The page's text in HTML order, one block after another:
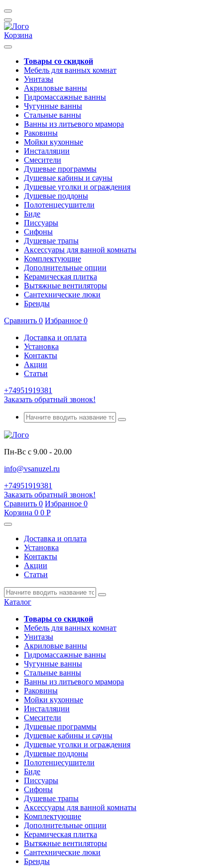
Корзина
Товары со скидкой
Мебель для ванных комнат
Унитазы
Акриловые ванны
Гидромассажные ванны
Чугунные ванны
Стальные ванны
Ванны из литьевого мрамора
Раковины
Мойки кухонные
Инсталляции
Смесители
Душевые программы
Душевые кабины и сауны
Душевые уголки и ограждения
Душевые поддоны
Полотенцесушители
Биде
Писсуары
Сифоны
Душевые трапы
Аксессуары для ванной комнаты
Комплектующие
Дополнительные опции
Керамическая плитка
Вытяжные вентиляторы
Сантехнические люки
Бренды
Сравнить 0 Избранное 0
Доставка и оплата
Установка
Контакты
Акции
Статьи
+74951919381
Заказать обратный звонок!
Пн-Вс с 9.00 - 20.00
info@vsanuzel.ru
+74951919381
Заказать обратный звонок!
Сравнить 0 Избранное 0
Корзина 0 0 Р
Доставка и оплата
Установка
Контакты
Акции
Статьи
Каталог
Товары со скидкой
Мебель для ванных комнат
Унитазы
Акриловые ванны
Гидромассажные ванны
Чугунные ванны
Стальные ванны
Ванны из литьевого мрамора
Раковины
Мойки кухонные
Инсталляции
Смесители
Душевые программы
Душевые кабины и сауны
Душевые уголки и ограждения
Душевые поддоны
Полотенцесушители
Биде
Писсуары
Сифоны
Душевые трапы
Аксессуары для ванной комнаты
Комплектующие
Дополнительные опции
Керамическая плитка
Вытяжные вентиляторы
Сантехнические люки
Бренды